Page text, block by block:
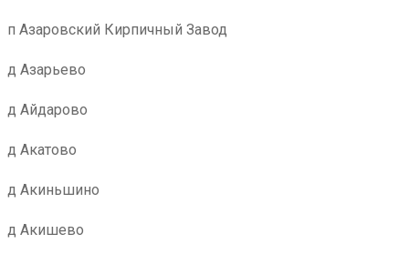
п Азаровский Кирпичный Завод
д Азарьево
д Айдарово
д Акатово
д Акиньшино
д Акишево